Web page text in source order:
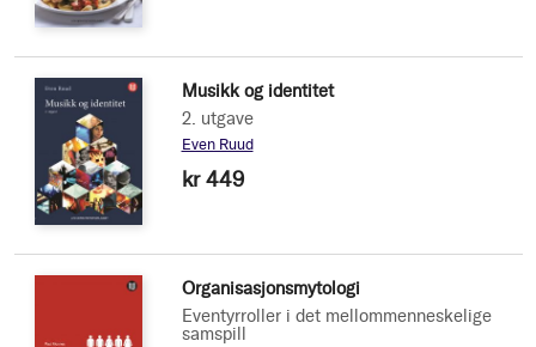
Musikk og identitet
2. utgave
Even Ruud
kr 449
Organisasjonsmytologi
Eventyrroller i det mellommenneskelige
samspill